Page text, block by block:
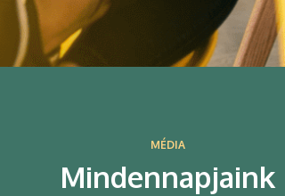
MÉDIA
Mindennapjaink